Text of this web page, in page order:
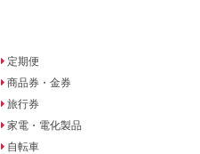
定期便
商品券・金券
旅行券
家電・電化製品
自転車